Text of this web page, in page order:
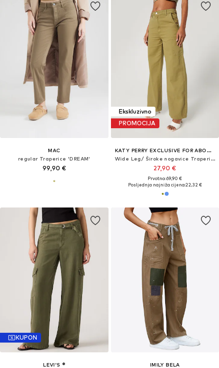
MAC
regular Traperice 'DREAM'
99,90 €
Ekskluzivno
PROMOCIJA
KATY PERRY EXCLUSIVE FOR ABOUT YOU
Wide Leg/ Široke nogavice Traperice 'Georgia'
27,90 €
Prvotno: 69,90 €
Posljednja najniža cijena:22,32 €
KUPON
LEVI'S ®
IMILY BELA